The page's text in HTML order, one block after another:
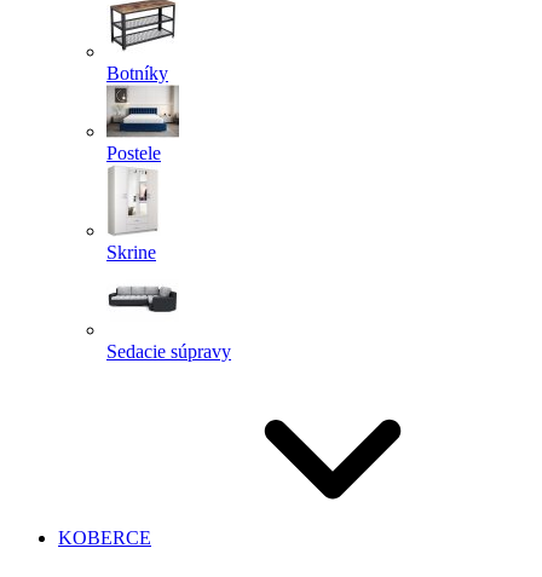
Botníky
Postele
Skrine
Sedacie súpravy
KOBERCE